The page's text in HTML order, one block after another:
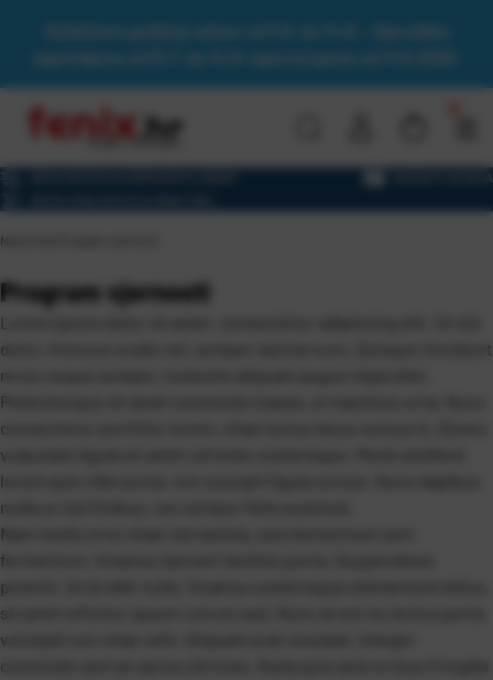
NAČINI PLAĆANJA
Naslovna
Program vjernosti
dolor, rhoncus a odio vel, semper lacinia nunc. Quisque tincidunt
mi eu neque semper, molestie aliquam augue imperdiet.
Pellentesque sit amet commodo massa, ut maximus urna. Nunc
consectetur porttitor lorem, vitae luctus lacus cursus in. Donec
vulputate ligula sit amet ultricies scelerisque. Morbi eleifend
lorem quis nibh porta, non suscipit ligula cursus. Nunc dapibus
nulla ut nisi finibus, nec tempor felis euismod.
Nam mollis eros vitae nisi lacinia, sed elementum sem
fermentum. Vivamus laoreet facilisis porta. Suspendisse
potenti. Ut id nibh nulla. Vivamus scelerisque elementum tellus,
sit amet efficitur ipsum rutrum sed. Nunc at est eu lectus porta
volutpat non vitae velit. Aliquam erat volutpat. Integer
commodo sem at varius ultricies. Nulla quis ante a risus fringilla